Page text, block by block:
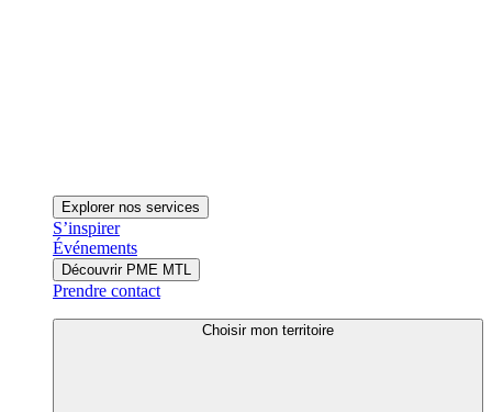
Explorer nos services
S’inspirer
Événements
Découvrir PME MTL
Prendre contact
Choisir mon territoire